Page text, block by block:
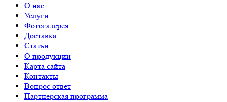
О нас
Услуги
Фотогалерея
Доставка
Статьи
О продукции
Карта сайта
Контакты
Вопрос ответ
Партнерская программа